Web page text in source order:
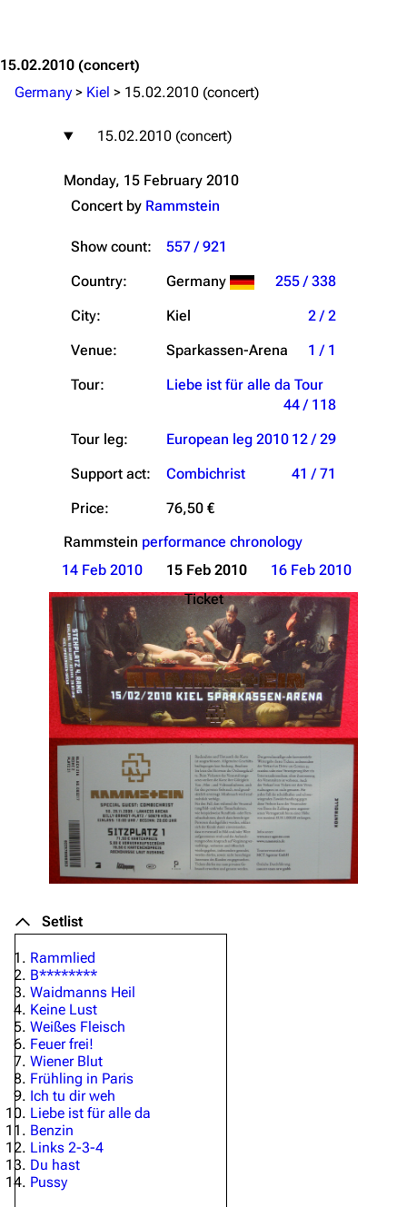
15.02.2010 (concert)
Germany > Kiel > 15.02.2010 (concert)
15.02.2010 (concert)
Monday, 15 February 2010
Concert by Rammstein
Show count:
557 / 921
Country:
Germany
255 / 338
City:
Kiel
2 / 2
Venue:
Sparkassen-Arena
1 / 1
Tour:
Liebe ist für alle da Tour
44 / 118
Tour leg:
European leg 2010 12 / 29
Support act:
Combichrist
41 / 71
Price:
76,50 €
Rammstein performance chronology
14 Feb 2010
15 Feb 2010
16 Feb 2010
Ticket
Setlist
Rammlied
B********
Waidmanns Heil
Keine Lust
Weißes Fleisch
Feuer frei!
Wiener Blut
Frühling in Paris
Ich tu dir weh
Liebe ist für alle da
Benzin
Links 2-3-4
Du hast
Pussy